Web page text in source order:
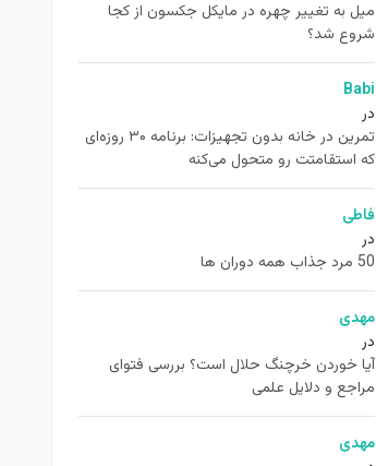
ميل به تغيير چهره در مایکل جکسون از كجا
شروع شد؟
Babi
در
تمرین در خانه بدون تجهیزات: برنامه ۳۰ روزه‌ای
که استقامتت رو متحول می‌کنه
فاطی
در
50 مرد جذاب همه دوران ها
مهدی
در
آیا خوردن خرچنگ حلال است؟ بررسی فتوای
مراجع و دلایل علمی
مهدی